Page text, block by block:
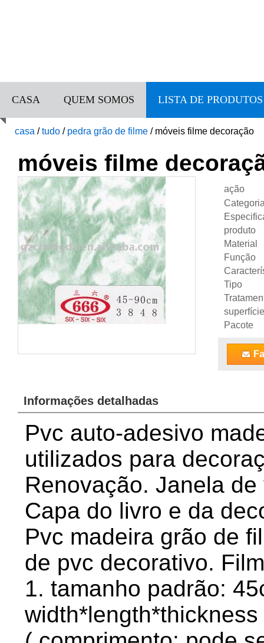
CASA QUEM SOMOS LISTA DE PRODUTOS
casa /tudo / pedra grão de filme / móveis filme decoração
móveis filme
ação
produto
Material
Função
Tipo
superfície
Pacote
Informações detalhadas
Pvc auto-adesivo
utilizados para
Renovação. Janela
Capa do livro e da
Pvc madeira grão de
de pvc decorativo.
1. tamanho padrão:
width*length*thickness